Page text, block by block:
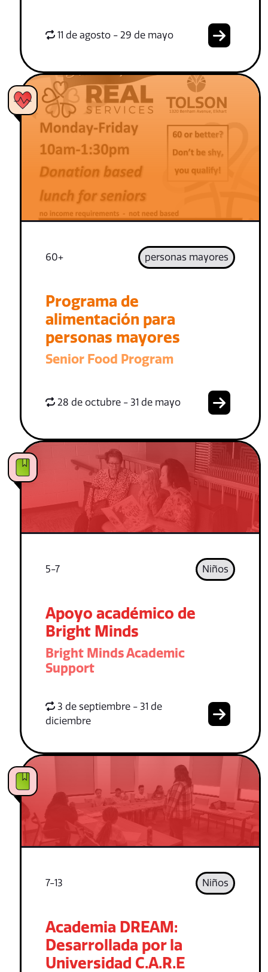
11 de agosto - 29 de mayo
60+ personas mayores
Programa de
alimentación para
personas mayores
Senior Food Program
28 de octubre - 31 de mayo
5-7 Niños
Apoyo académico de
Bright Minds
Bright Minds Academic
Support
3 de septiembre - 31 de
diciembre
7-13 Niños
Academia DREAM:
Desarrollada por la
Universidad C.A.R.E